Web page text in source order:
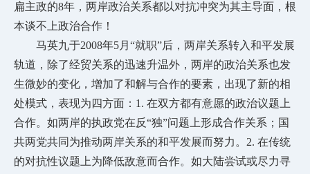
扁主政的8年，两岸政治关系都以对抗冲突为其主导面，根
本谈不上政治合作！
马英九于2008年5月“就职”后，两岸关系转入和平发展
轨道，除了经贸关系的迅速升温外，两岸的政治关系也发
生微妙的变化，增加了和解与合作的要素，出现了新的相
处模式，表现为四方面：1. 在双方都有意愿的政治议题上
合作。如两岸的执政党在反“独”问题上形成合作关系；国
共两党共同为推动两岸关系的和平发展而努力。2. 在传统
的对抗性议题上为降低敌意而合作。如大陆尝试或尽力寻